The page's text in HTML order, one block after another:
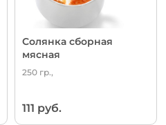
Солянка сборная
мясная
250 гр.,
111 руб.